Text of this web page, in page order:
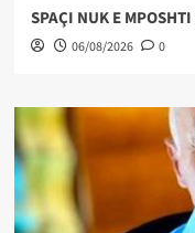
SPAÇI NUK E
06/08/2026 0